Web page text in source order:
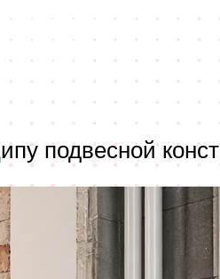
подвесной